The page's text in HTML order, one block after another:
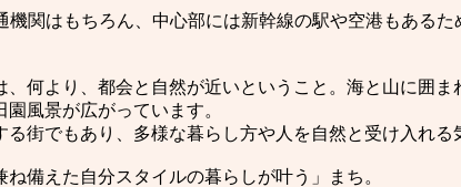
関はもちろん、中心部には新幹線の駅や空港もある
何より、都会と自然が近いということ。海と山に囲ま
風景が広がっています。
街でもあり、多様な暮らし方や人を自然と受け入れる
備えた自分スタイルの暮らしが叶う」まち。